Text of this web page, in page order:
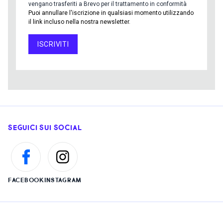
vengano trasferiti a Brevo per il trattamento in conformità
Puoi annullare l'iscrizione in qualsiasi momento utilizzando
il link incluso nella nostra newsletter.
ISCRIVITI
SEGUICI SUI SOCIAL
FACEBOOKINSTAGRAM